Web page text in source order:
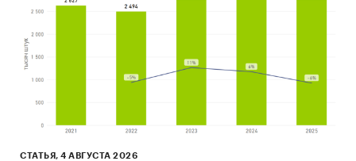
СТАТЬЯ, 4 АВГУСТА 2026